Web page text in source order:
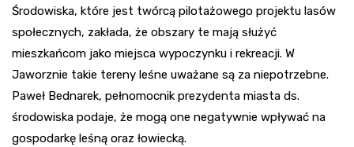
Środowiska, które jest twórcą pilotażowego projektu lasów
społecznych, zakłada, że obszary te mają służyć
mieszkańcom jako miejsca wypoczynku i rekreacji. W
Jaworznie takie tereny leśne uważane są za niepotrzebne.
Paweł Bednarek, pełnomocnik prezydenta miasta ds.
środowiska podaje, że mogą one negatywnie wpływać na
gospodarkę leśną oraz łowiecką.